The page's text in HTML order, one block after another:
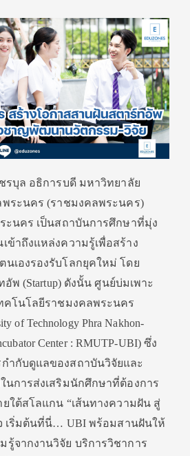
รบุล อธิการบดี มหาวิทยาลัย
ระนคร (ราชมงคลพระนคร)
ะนคร เป็นสถาบันการศึกษาที่มุ่ง
ข้าถึงแหล่งความรู้เพื่อสร้าง
เองรองรับโลกยุคใหม่ โดย
พ (Startup) ดังนั้น ศูนย์บ่มเพาะ
คโนโลยีราชมงคลพระนคร
of Technology Phra Nakhon-
Center : RMUTP-UBI) ซึ่ง
ำกับดูแลของสถาบันวิจัยและ
นการส่งเสริมนักศึกษาที่ต้องการ
ใต้สโลแกน “เส้นทางความฝัน สู่
เริ่มต้นที่นี่… UBI พร้อมสานฝันให้
รู้จากงานวิจัย บริการวิชาการ